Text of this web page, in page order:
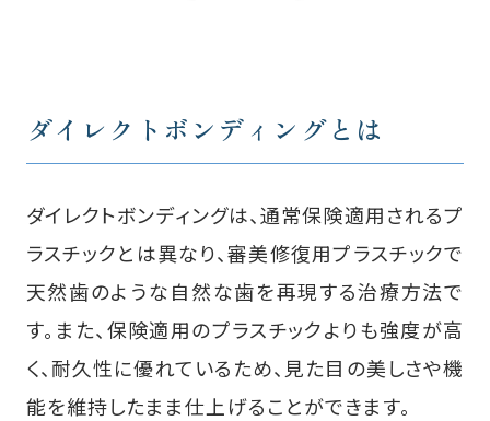
ダイレクトボンディングとは
ダイレクトボンディングは、通常保険適用されるプ
ラスチックとは異なり、審美修復用プラスチックで
天然歯のような自然な歯を再現する治療方法で
す。また、保険適用のプラスチックよりも強度が高
く、耐久性に優れているため、見た目の美しさや機
能を維持したまま仕上げることができます。